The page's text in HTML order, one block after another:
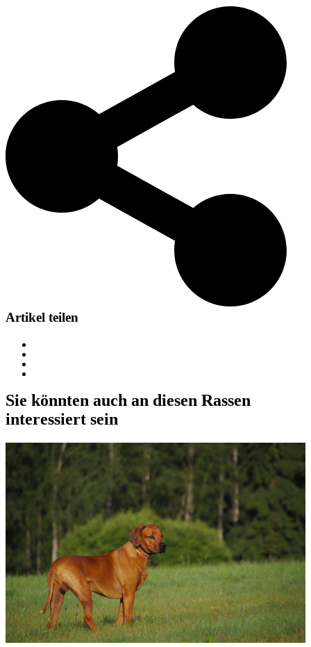
und wird für ihren einzigartigen Rückenrücken und ihre
Jagdfähigkeiten geschätzt. Ursprünglich als Jagd- und Wachhund
verwendet, wird diese Rasse heute für ihre Intelligenz und Loyalität
geliebt. Der Thai Ridgeback erfreut sich aufgrund seines
einzigartigen Aussehens und seiner hervorragenden Fähigkeiten
weltweit wachsender Beliebtheit.
Artikel teilen
Sie könnten auch an diesen Rassen
interessiert sein